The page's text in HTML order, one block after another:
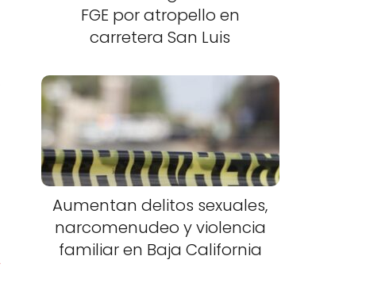
FGE por atropello en
carretera San Luis
Aumentan delitos sexuales,
narcomenudeo y violencia
familiar en Baja California